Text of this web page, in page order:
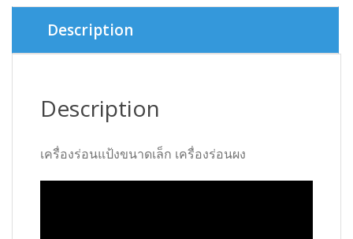
Description
Description
เครื่องร่อนแป้งขนาดเล็ก เครื่องร่อนผง